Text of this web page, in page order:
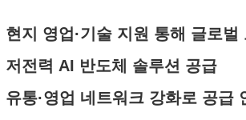
현지 영업·기술 지원 통해 글로벌
저전력 AI 반도체 솔루션 공급
유통·영업 네트워크 강화로 공급